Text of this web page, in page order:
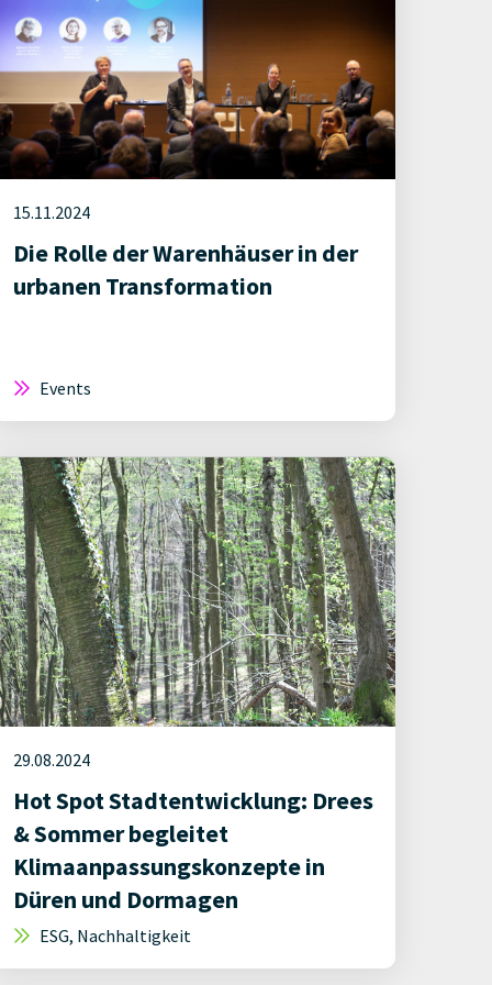
15.11.2024
Die Rolle der Warenhäuser in der
urbanen Transformation
Events
29.08.2024
Hot Spot Stadtentwicklung: Drees
& Sommer begleitet
Klimaanpassungskonzepte in
Düren und Dormagen
ESG, Nachhaltigkeit